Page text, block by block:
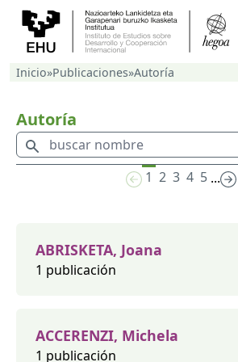
Inicio»Publicaciones»Autoría
Autoría
1 2 3 4 5 ...
ABRISKETA, Joana
1 publicación
ACCERENZI, Michela
1 publicación